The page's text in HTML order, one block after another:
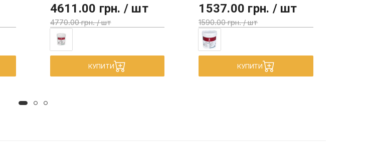
4611.00 грн. / шт
4770.00 грн. / шт
КУПИТИ
1537.00 грн. / шт
1590.00 грн. / шт
КУПИТИ